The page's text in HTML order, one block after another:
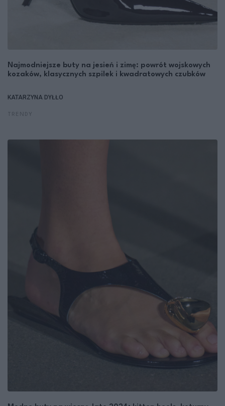
Najmodniejsze buty na jesień i zimę: powrót wojskowych
kozaków, klasycznych szpilek i kwadratowych czubków
KATARZYNA DYŁŁO